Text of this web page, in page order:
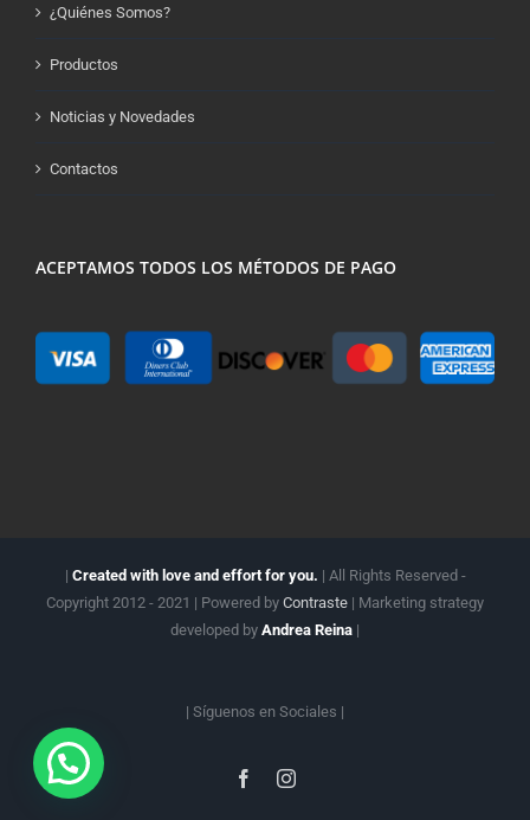
¿Quiénes Somos?
Productos
Noticias y Novedades
Contactos
ACEPTAMOS TODOS LOS MÉTODOS DE PAGO
| Created with love and effort for you. | All Rights Reserved -
Copyright 2012 - 2021 | Powered by Contraste | Marketing strategy
developed by Andrea Reina |
| Síguenos en Sociales |
FacebookInstagram